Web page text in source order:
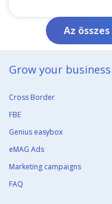
Az
Grow your business​
Cross Border
FBE
Genius easybox
eMAG Ads
Marketing campaigns
FAQ